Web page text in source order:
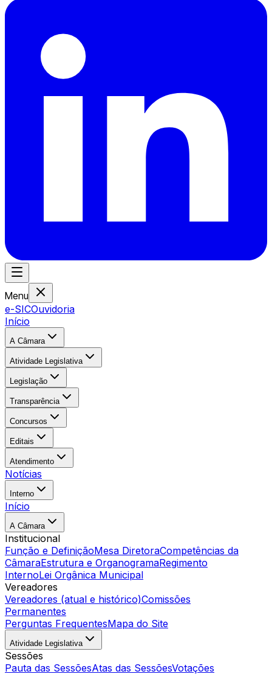
Menu
e-SICOuvidoria
Início
A Câmara
Atividade Legislativa
Legislação
Transparência
Concursos
Editais
Atendimento
Notícias
Interno
Início
A Câmara
Institucional
Função e DefiniçãoMesa DiretoraCompetências da
CâmaraEstrutura e OrganogramaRegimento
InternoLei Orgânica Municipal
Vereadores
Vereadores (atual e histórico)Comissões
Permanentes
Perguntas FrequentesMapa do Site
Atividade Legislativa
Sessões
Pauta das SessõesAtas das SessõesVotações